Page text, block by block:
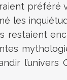
les
restaient